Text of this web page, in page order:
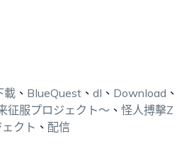
載、 BlueQuest、 dl 、 Download 、
征服プロジェクト～ 、 怪人搏擊Z
クト 、 配信